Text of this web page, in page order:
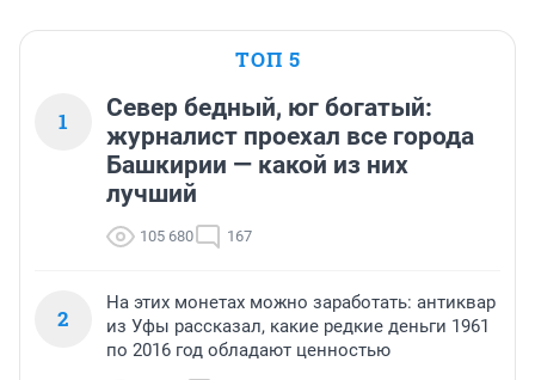
ТОП 5
1
Север бедный, юг богатый:
журналист проехал все города
Башкирии — какой из них
лучший
105 680 167
2
На этих монетах можно заработать: антиквар
из Уфы рассказал, какие редкие деньги 1961
по 2016 год обладают ценностью